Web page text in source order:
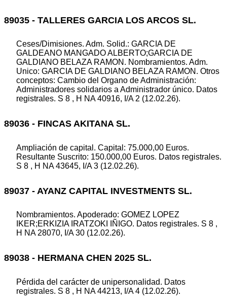
89035 - TALLERES GARCIA LOS ARCOS SL.
Ceses/Dimisiones. Adm. Solid.: GARCIA DE
GALDEANO MANGADO ALBERTO;GARCIA DE
GALDIANO BELAZA RAMON. Nombramientos. Adm.
Unico: GARCIA DE GALDIANO BELAZA RAMON. Otros
conceptos: Cambio del Organo de Administración:
Administradores solidarios a Administrador único. Datos
registrales. S 8 , H NA 40916, I/A 2 (12.02.26).
89036 - FINCAS AKITANA SL.
Ampliación de capital. Capital: 75.000,00 Euros.
Resultante Suscrito: 150.000,00 Euros. Datos registrales.
S 8 , H NA 43645, I/A 3 (12.02.26).
89037 - AYANZ CAPITAL INVESTMENTS SL.
Nombramientos. Apoderado: GOMEZ LOPEZ
IKER;ERKIZIA IRATZOKI IÑIGO. Datos registrales. S 8 ,
H NA 28070, I/A 30 (12.02.26).
89038 - HERMANA CHEN 2025 SL.
Pérdida del carácter de unipersonalidad. Datos
registrales. S 8 , H NA 44213, I/A 4 (12.02.26).